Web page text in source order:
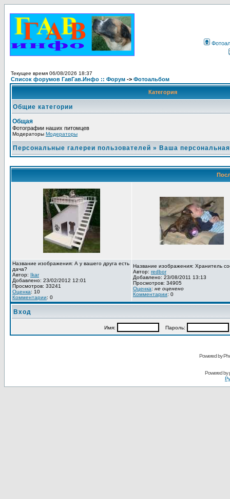
Текущее время 06/08/2026 18:37
Список форумов ГавГав.Инфо :: Форум -> Фотоальбом
Категория
Общие категории
Общая
Фотографии наших питомцев
Модераторы Модераторы
Персональные галереи пользователей » Ваша
Название изображения: А у вашего друга есть
дача?
Автор: Ikar
Добавлено: 23/02/2012 12:01
Просмотров: 33241
Оценка: 10
Комментарии: 0
Название изображения: Хранитель
Автор: redbor
Добавлено: 23/08/2011 13:13
Просмотров: 34905
Оценка: не оценено
Комментарии: 0
Вход
Имя: Пароль:
Powered by
Powered by